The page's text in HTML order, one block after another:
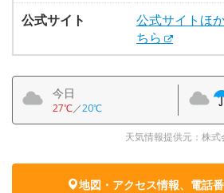
公式サイト
公式サイトほ
ちら
今日
27℃／20℃
天気情報提供元：株
地図・アクセス情報、電話